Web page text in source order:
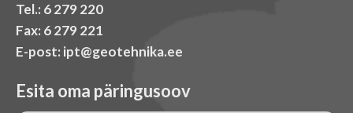
Tel.: 6 279 220
Fax: 6 279 221
E-post: ipt@geotehnika.ee
Esita oma päringusoov